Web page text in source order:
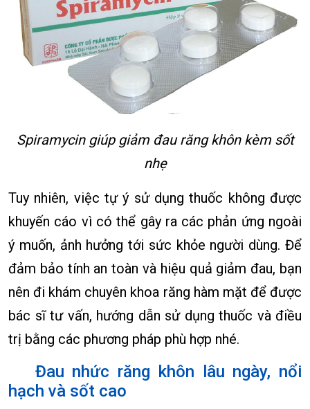
Spiramycin giúp giảm đau răng khôn kèm sốt
nhẹ
Tuy nhiên, việc tự ý sử dụng thuốc không được
khuyến cáo vì có thể gây ra các phản ứng ngoài
ý muốn, ảnh hưởng tới sức khỏe người dùng. Để
đảm bảo tính an toàn và hiệu quả giảm đau, bạn
nên đi khám chuyên khoa răng hàm mặt để được
bác sĩ tư vấn, hướng dẫn sử dụng thuốc và điều
trị bằng các phương pháp phù hợp nhé.
Đau nhức răng khôn lâu ngày, nổi
hạch và sốt cao